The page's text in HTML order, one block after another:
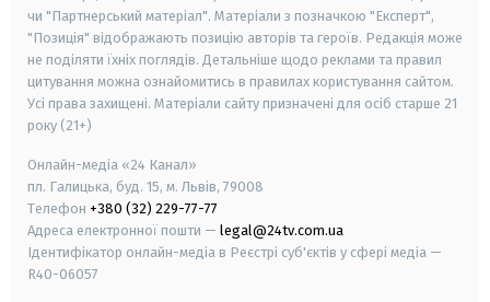
чи "Партнерський матеріал". Матеріали з позначкою "Експерт",
"Позиція" відображають позицію авторів та героїв. Редакція може
не поділяти їхніх поглядів. Детальніше щодо реклами та правил
цитування можна ознайомитись в правилах користування сайтом.
Усі права захищені. Матеріали сайту призначені для осіб старше 21
року (21+)
Онлайн-медіа «24 Канал»
пл. Галицька, буд. 15, м. Львів, 79008
Телефон +380 (32) 229-77-77
Адреса електронної пошти — legal@24tv.com.ua
Ідентифікатор онлайн-медіа в Реєстрі суб'єктів у сфері медіа —
R40-06057